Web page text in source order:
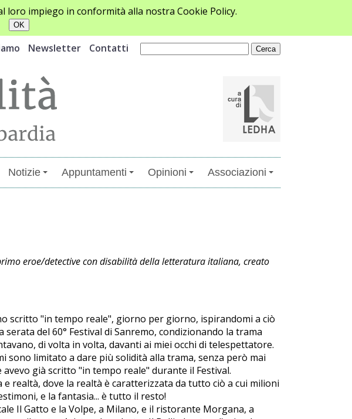
loro impiego in conformità alla nostra Cookie Policy.
Newsletter Contatti
Notizie Appuntamenti Opinioni Associazioni
eroe/detective con disabilità della letteratura italiana, creato
scritto "in tempo reale", giorno per giorno, ispirandomi a ciò
del 60° Festival di Sanremo, condizionando la trama
di volta in volta, davanti ai miei occhi di telespettatore.
sono limitato a dare più solidità alla trama, senza però mai
già scritto "in tempo reale" durante il Festival.
realtà, dove la realtà è caratterizzata da tutto ciò a cui milioni
e la fantasia... è tutto il resto!
Il Gatto e la Volpe, a Milano, e il ristorante Morgana, a